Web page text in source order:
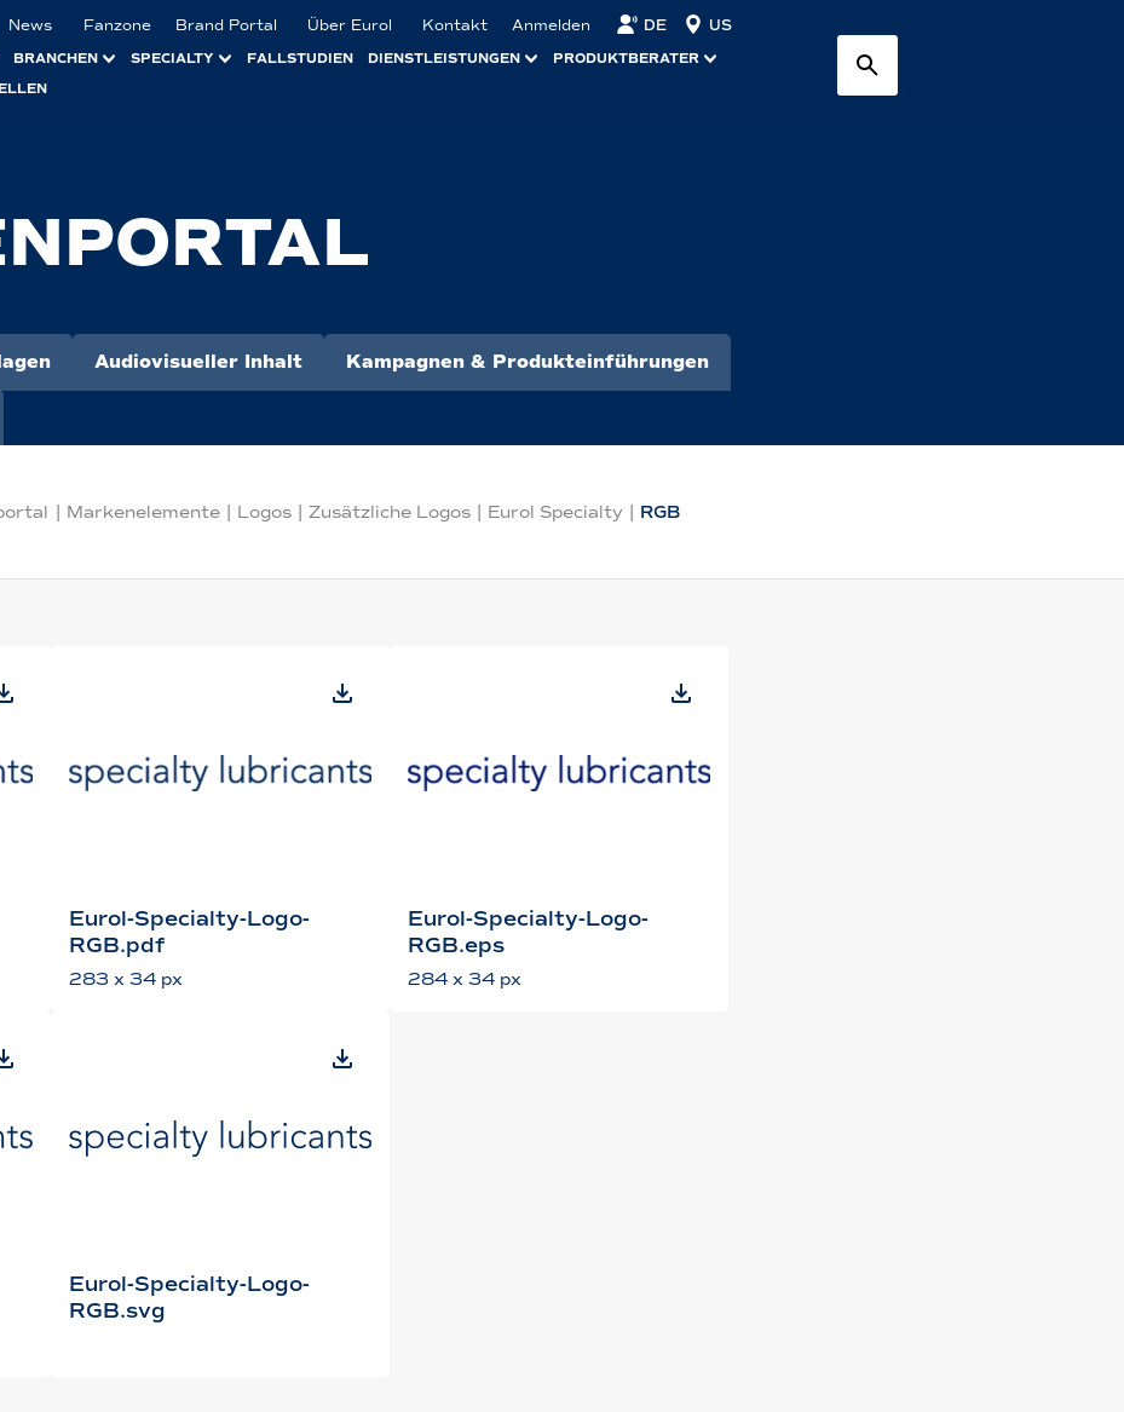
News Fanzone Brand Portal Über Eurol Kontakt Anmelden DE US
BRANCHEN SPECIALTY FALLSTUDIEN DIENSTLEISTUNGEN
PRODUKTBERATER
Audiovisueller Inhalt Kampagnen & Produkteinführungen
Markenelemente Logos Zusätzliche Logos Eurol Specialty RGB
Eurol-Specialty-Logo-
RGB.pdf
283 x 34 px
Eurol-Specialty-Logo-
RGB.eps
284 x 34 px
Eurol-Specialty-Logo-
RGB.svg